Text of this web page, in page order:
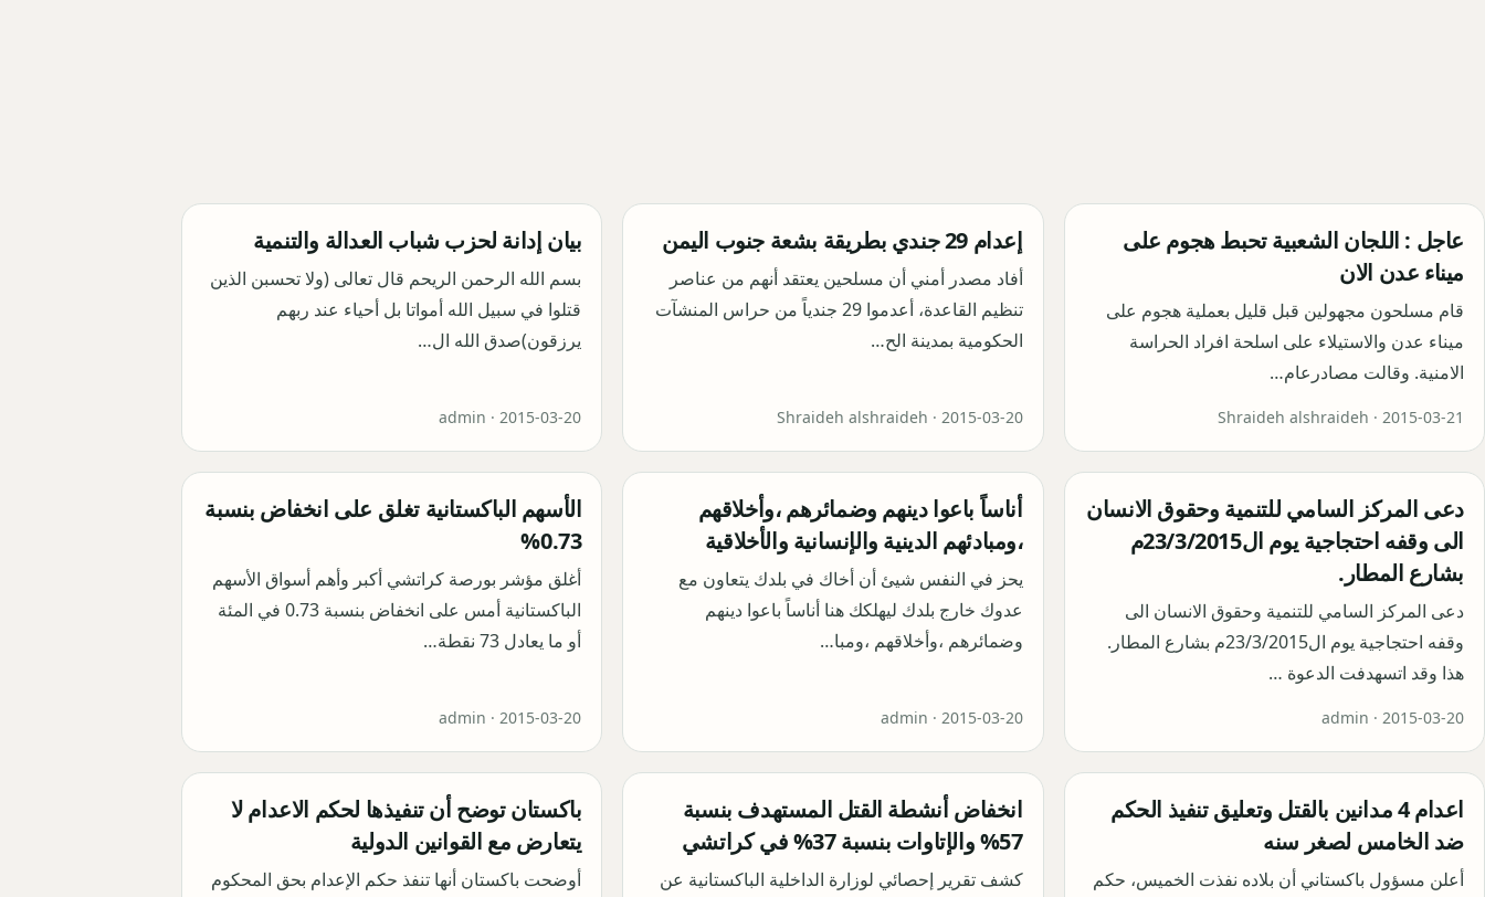
عاجل : اللجان الشعبية تحبط هجوم على
ميناء عدن الان
قام مسلحون مجهولين قبل قليل بعملية هجوم على
ميناء عدن والاستيلاء على اسلحة افراد الحراسة
الامنية. وقالت مصادرعام…
Shraideh alshraideh · 2015-03-21
إعدام 29 جندي بطريقة بشعة جنوب اليمن
أفاد مصدر أمني أن مسلحين يعتقد أنهم من عناصر
تنظيم القاعدة، أعدموا 29 جندياً من حراس المنشآت
الحكومية بمدينة الح…
Shraideh alshraideh · 2015-03-20
بيان إدانة لحزب شباب العدالة والتنمية
بسم الله الرحمن الريحم قال تعالى (ولا تحسبن الذين
قتلوا في سبيل الله أمواتا بل أحياء عند ربهم
يرزقون)صدق الله ال…
admin ·2015-03-20
دعى المركز السامي للتنمية وحقوق الانسان
الى وقفه احتجاجية يوم ال23/3/2015م
بشارع المطار.
دعى المركز السامي للتنمية وحقوق الانسان الى
وقفه احتجاجية يوم ال23/3/2015م بشارع المطار.
هذا وقد اتسهدفت الدعوة …
admin · 2015-03-20
أناساً باعوا دينهم وضمائرهم ،وأخلاقهم
،ومبادئهم الدينية والإنسانية والأخلاقية
يحز في النفس شيئ أن أخاك في بلدك يتعاون مع
عدوك خارج بلدك ليهلكك هنا أناساً باعوا دينهم
وضمائرهم ،وأخلاقهم ،ومبا…
admin · 2015-03-20
الأسهم الباكستانية تغلق على انخفاض بنسبة
0.73%
أغلق مؤشر بورصة كراتشي أكبر وأهم أسواق الأسهم
الباكستانية أمس على انخفاض بنسبة 0.73 في المئة
أو ما يعادل 73 نقطة…
admin ·2015-03-20
اعدام 4 مدانين بالقتل وتعليق تنفيذ الحكم
ضد الخامس لصغر سنه
أعلن مسؤول باكستاني أن بلاده نفذت الخميس، حكم
انخفاض أنشطة القتل المستهدف بنسبة
57% والإتاوات بنسبة 37% في كراتشي
كشف تقرير إحصائي لوزارة الداخلية الباكستانية عن
باكستان توضح أن تنفيذها لحكم الاعدام لا
يتعارض مع القوانين الدولية
أوضحت باكستان أنها تنفذ حكم الإعدام بحق المحكوم